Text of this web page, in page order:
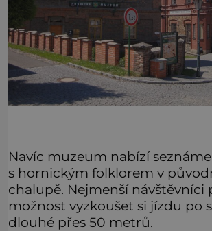
Navíc muzeum nabízí
s hornickým folklorem v
chalupě. Nejmenší návštěvníci
možnost vyzkoušet si jízdu po
dlouhé přes 50 metrů.